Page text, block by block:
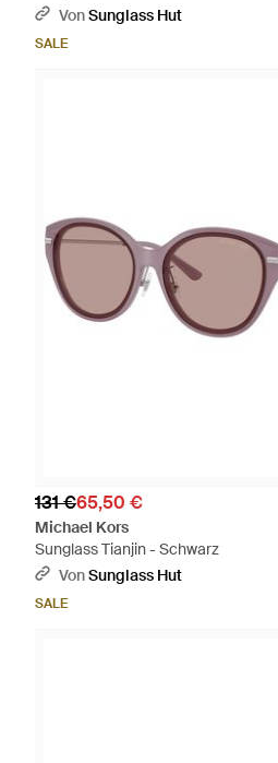
VonSunglass Hut
SALE
131 €65,50 €
Michael Kors
Sunglass Tianjin - Schwarz
VonSunglass Hut
SALE